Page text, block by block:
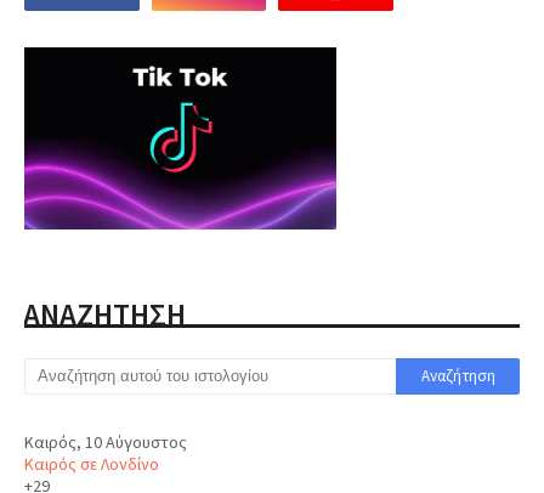
ΑΝΑΖΗΤΗΣΗ
Καιρός, 10 Αύγουστος
Καιρός σε Λονδίνο
+29